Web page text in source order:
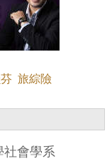
旅綜險
會學系